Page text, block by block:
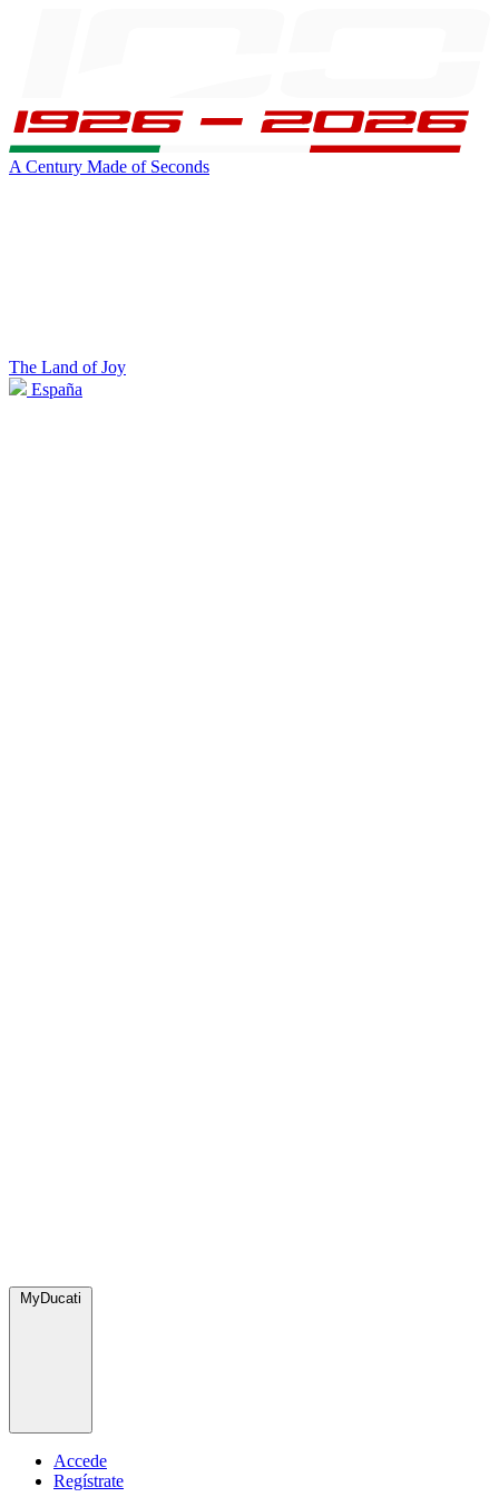
A Century Made of Seconds
The Land of Joy
España
MyDucati
Accede
Regístrate